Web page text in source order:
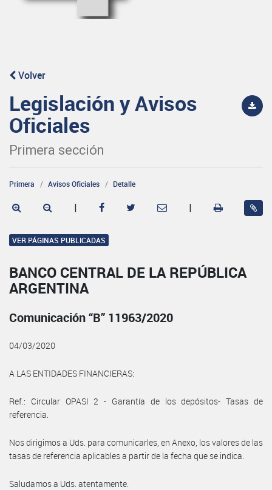
Volver
Legislación y Avisos
Oficiales
Primera sección
Primera Avisos Oficiales Detalle
| |
VER PÁGINAS PUBLICADAS
BANCO CENTRAL DE LA REPÚBLICA
ARGENTINA
Comunicación “B” 11963/2020
04/03/2020
A LAS ENTIDADES FINANCIERAS:
Ref.: Circular OPASI 2 - Garantía de los depósitos- Tasas de
referencia.
Nos dirigimos a Uds. para comunicarles, en Anexo, los valores de las
tasas de referencia aplicables a partir de la fecha que se indica.
Saludamos a Uds. atentamente.